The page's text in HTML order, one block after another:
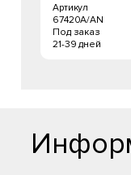
Артикул
67420A/AN
Под заказ
21-39 дней